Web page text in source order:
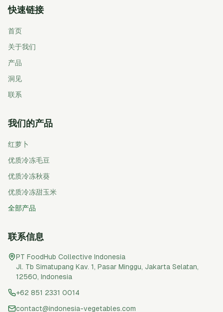
快速链接
首页
关于我们
产品
洞见
联系
我们的产品
红萝卜
优质冷冻毛豆
优质冷冻秋葵
优质冷冻甜玉米
全部产品
联系信息
PT FoodHub Collective Indonesia
Jl. Tb Simatupang Kav. 1, Pasar Minggu, Jakarta Selatan,
12560, Indonesia
+62 851 2331 0014
contact@indonesia-vegetables.com